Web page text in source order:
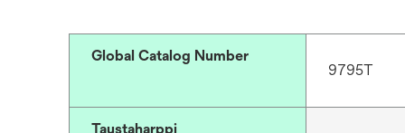
Global Catalog Number
9795T
Taustaharppi